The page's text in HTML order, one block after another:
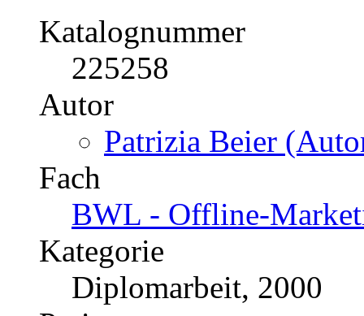
Katalognummer
225258
Autor
Patrizia Beier
Fach
BWL - Offline-
Kategorie
Diplomarbeit, 2000